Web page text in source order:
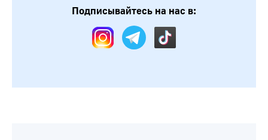
Подписывайтесь на нас в: